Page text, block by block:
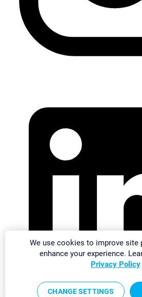
We use cookies to improve site
enhance your experience.
Privacy Policy
CHANGE SETTINGS